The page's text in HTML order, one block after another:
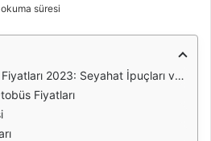
süresi
2023: Seyahat İpuçları ve Bilgiler
Fiyatları